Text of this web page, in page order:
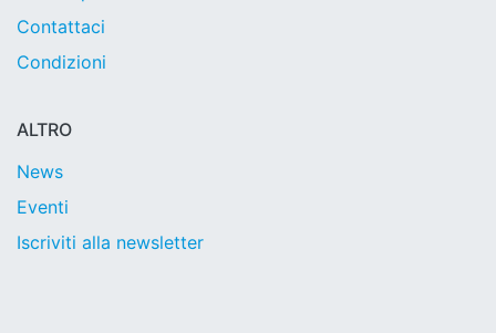
Contattaci
Condizioni
ALTRO
News
Eventi
Iscriviti alla newsletter